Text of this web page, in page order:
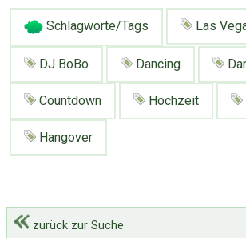
Schlagworte/Tags Las
DJ BoBo Dancing
Countdown Hochzeit
Hangover
zurück zur Suche